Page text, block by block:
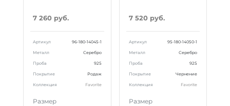
7 260 руб.
Артикул 96-180-14045-1
Металл Серебро
Проба 925
Покрытие Родаж
Коллекция Favorite
Размер
7 520 руб.
Артикул 95-180-14050-1
Металл Серебро
Проба 925
Покрытие Чернение
Коллекция Favorite
Размер